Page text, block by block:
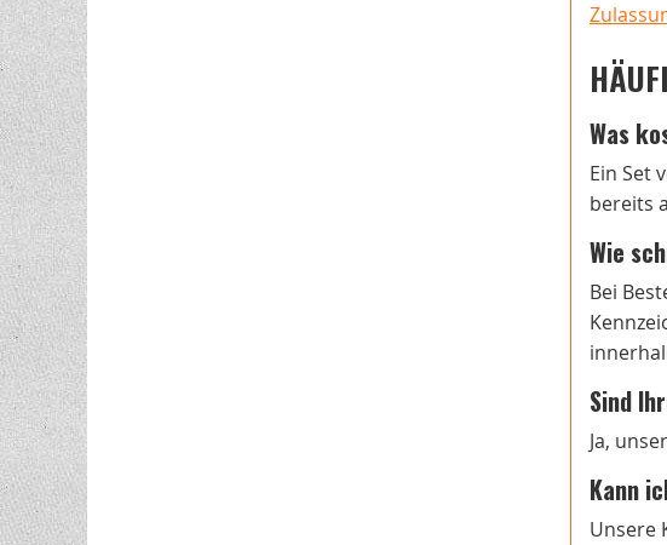
Was
Ein Set
bereits
Wie
Bei
Sind
Ja,
Kann
Unsere